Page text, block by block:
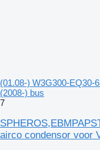
(01.08-) W3G300-EQ30-
(2008-) bus
7
airco condensor voor